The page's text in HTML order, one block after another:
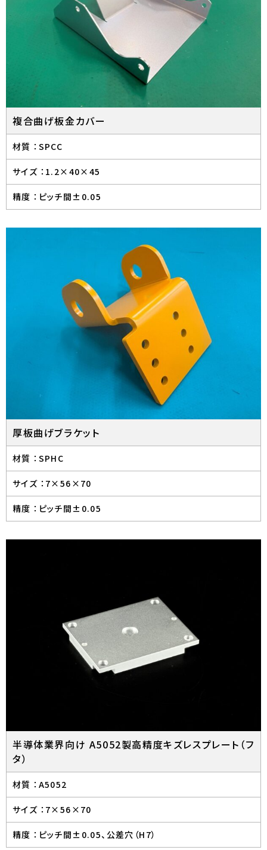
複合曲げ板金カバー
材質 ： SPCC
サイズ ： 1.2×40×45
精度 ： ピッチ間±0.05
厚板曲げブラケット
材質 ： SPHC
サイズ ： 7×56×70
精度 ： ピッチ間±0.05
半導体業界向け A5052製高精度キズレスプレート（フ
タ）
材質 ： A5052
サイズ ： 7×56×70
精度 ： ピッチ間±0.05、公差穴（H7）